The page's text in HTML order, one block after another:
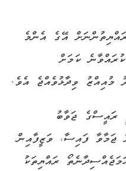
އޭގެ އެންމެ
ކަމަށް
މުއިއްޒު ވިދާޅުވެއްޖެ އެވެ.
ރައީސްގެ ޖަވާބު
ފައިސާ، ވަޒީފާއިން
ރައްޔިތަކު